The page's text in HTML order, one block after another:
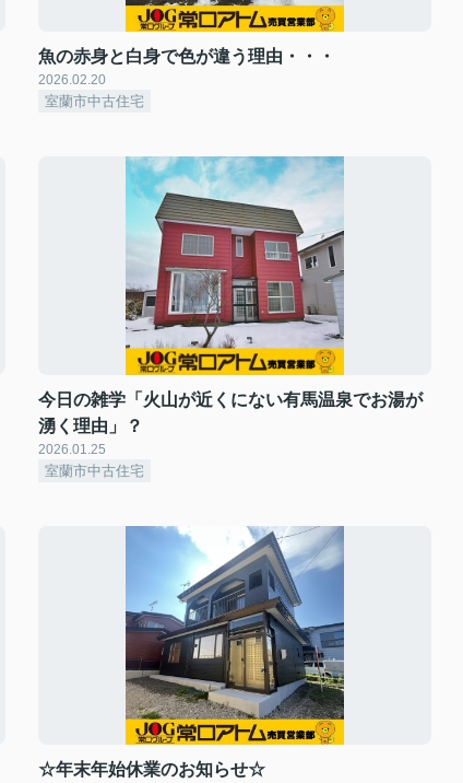
魚の赤身と白身で色が違う理由・・・
2026.02.20
室蘭市中古住宅
今日の雑学「火山が近くにない有馬温泉でお湯が
湧く理由」？
2026.01.25
室蘭市中古住宅
☆年末年始休業のお知らせ☆